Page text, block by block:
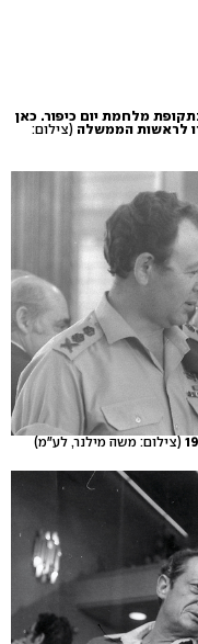
מלחמת יום כיפור. כאן
לראשות הממשלה (צילום:
(צילום: משה מילנר, לע"מ)